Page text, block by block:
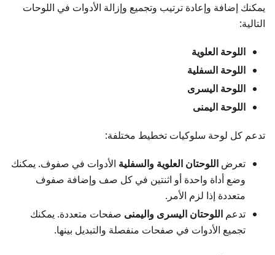
يمكنك إضافة وإعادة ترتيب وتجميع وإزالة الأدوات في اللوحات
التالية:
اللوحة العلوية
اللوحة السفلية
اللوحة اليسرى
اللوحة اليمنى
تدعم كل لوحة سلوكيات تخطيط مختلفة:
تعرض اللوحتان العلوية والسفلية الأدوات في صفوف. يمكنك
وضع أداة واحدة أو اثنتين في كل صف وإضافة صفوف
متعددة إذا لزم الأمر.
تدعم اللوحتان اليسرى واليمنى صفحات متعددة. يمكنك
تجميع الأدوات في صفحات منفصلة والتبديل بينها.